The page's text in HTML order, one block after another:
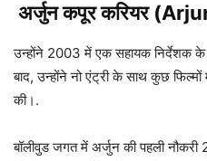
अर्जुन कपूर करियर
उन्होंने 2003 में एक सहायक निर्देशक
बाद, उन्होंने नो एंट्री के साथ कुछ फिल्मों
की।.
बॉलीवुड जगत में अर्जुन की पहली